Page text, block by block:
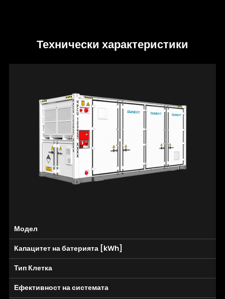
Технически характеристики
Модел
Капацитет на батерията [kWh]
Тип Клетка
Ефективност на системата